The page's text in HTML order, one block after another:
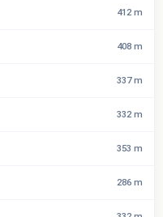
412 m
408 m
337 m
332 m
353 m
286 m